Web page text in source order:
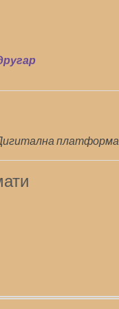
платформа